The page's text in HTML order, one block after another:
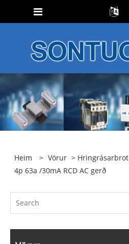
Heim > Vörur > Hringrásarbrot
4p 63a /30mA RCD AC gerð